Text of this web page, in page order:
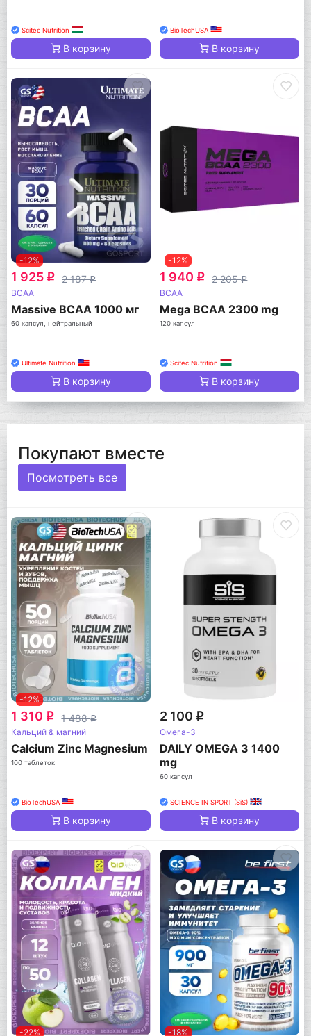
Scitec Nutrition
В корзину
BioTechUSA
В корзину
-12%
1 925 q 2 187q
BCAA
Massive BCAA 1000 мг
60 капсул, нейтральный
Ultimate Nutrition
В корзину
-12%
1 940 q 2 205q
BCAA
Mega BCAA 2300 mg
120 капсул
Scitec Nutrition
В корзину
Покупают вместе
Посмотреть все
-12%
1 310 q 1 488q
Кальций & магний
Calcium Zinc Magnesium
100 таблеток
BioTechUSA
В корзину
2 100 q
Омега-3
DAILY OMEGA 3 1400
mg
60 капсул
SCIENCE IN SPORT (SiS)
В корзину
-22% -18%